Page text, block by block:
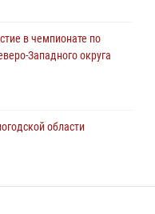
в чемпионате по
Западного округа
области